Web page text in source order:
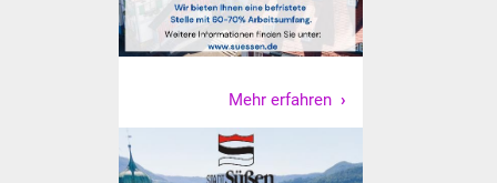
Mehr erfahren